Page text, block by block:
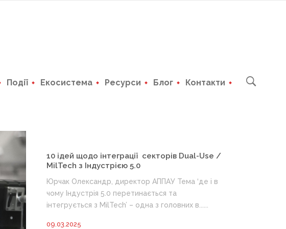
Події Екосистема Ресурси Блог Контакти
10 ідей щодо інтеграції секторів Dual-Use /
MilTech з Індустрією 5.0
Юрчак Олександр, директор АППАУ Тема ‘де і в
чому Індустрія 5.0 перетинається та
інтегрується з MilTech’ – одна з головних в......
09.03.2025